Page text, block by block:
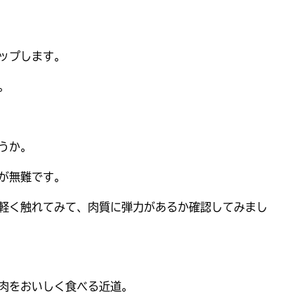
プします。
か。
無難です。
く触れてみて、肉質に弾力があるか確認してみまし
をおいしく食べる近道。